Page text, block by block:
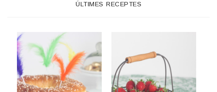
ÚLTIMES RECEPTES